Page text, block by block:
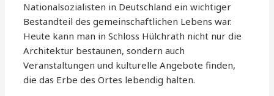
Nationalsozialisten in Deutschland ein wichtiger
Bestandteil des gemeinschaftlichen Lebens war.
Heute kann man in Schloss Hülchrath nicht nur die
Architektur bestaunen, sondern auch
Veranstaltungen und kulturelle Angebote finden,
die das Erbe des Ortes lebendig halten.